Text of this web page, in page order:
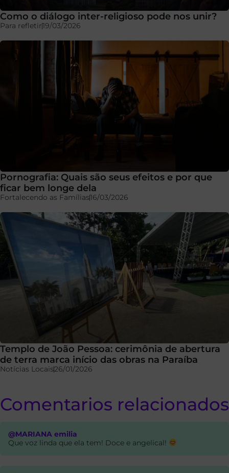
Como o diálogo inter-religioso pode nos unir?
Para refletir19/03/2026
Pornografia: Quais são seus efeitos e por que
ficar bem longe dela
Fortalecendo as Famílias16/03/2026
Templo de João Pessoa: cerimônia de abertura
de terra marca início das obras na Paraíba
Notícias Locais26/01/2026
Comentarios relacionados
@MARIANA emilia
Que voz linda que ela tem! Doce e angelical!